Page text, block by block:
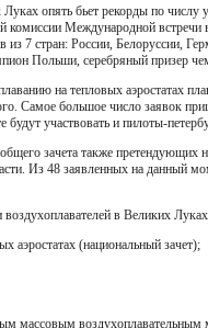
опять бьет рекорды по числу
Международной встречи
из 7 стран: России, Белоруссии,
Польши, серебряный призер
на тепловых аэростатах
Самое большое число заявок
будут участвовать и пилоты-
зачета также
Из 48 заявленных на данный
в Великих
аэростатах (национальный зачет);
массовым